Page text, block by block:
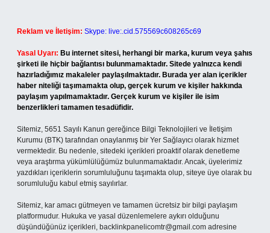
Reklam ve İletişim: Skype: live:.cid.575569c608265c69
Yasal Uyarı: Bu internet sitesi, herhangi bir marka, kurum veya şahıs
şirketi ile hiçbir bağlantısı bulunmamaktadır. Sitede yalnızca kendi
hazırladığımız makaleler paylaşılmaktadır. Burada yer alan içerikler
haber niteliği taşımamakta olup, gerçek kurum ve kişiler hakkında
paylaşım yapılmamaktadır. Gerçek kurum ve kişiler ile isim
benzerlikleri tamamen tesadüfidir.
Sitemiz, 5651 Sayılı Kanun gereğince Bilgi Teknolojileri ve İletişim
Kurumu (BTK) tarafından onaylanmış bir Yer Sağlayıcı olarak hizmet
vermektedir. Bu nedenle, sitedeki içerikleri proaktif olarak denetleme
veya araştırma yükümlülüğümüz bulunmamaktadır. Ancak, üyelerimiz
yazdıkları içeriklerin sorumluluğunu taşımakta olup, siteye üye olarak bu
sorumluluğu kabul etmiş sayılırlar.
Sitemiz, kar amacı gütmeyen ve tamamen ücretsiz bir bilgi paylaşım
platformudur. Hukuka ve yasal düzenlemelere aykırı olduğunu
düşündüğünüz içerikleri, backlinkpanelicomtr@gmail.com adresine